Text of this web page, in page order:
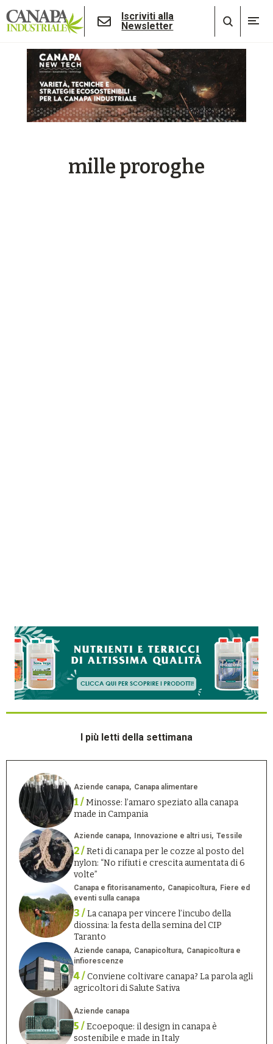
Iscriviti alla
Newsletter
mille proroghe
I più letti della settimana
Aziende canapa Canapa alimentare
1 /Minosse: l’amaro speziato alla canapa
made in Campania
Aziende canapa Innovazione e altri usi Tessile
2 /Reti di canapa per le cozze al posto del
nylon: “No rifiuti e crescita aumentata di 6
volte”
Canapa e fitorisanamento Canapicoltura
Fiere ed
eventi sulla canapa
3 /La canapa per vincere l’incubo della
diossina: la festa della semina del CIP
Taranto
Aziende canapa Canapicoltura
Canapicoltura e
infiorescenze
4 /Conviene coltivare canapa? La parola agli
agricoltori di Salute Sativa
Aziende canapa
5 /Ecoepoque: il design in canapa è
sostenibile e made in Italy